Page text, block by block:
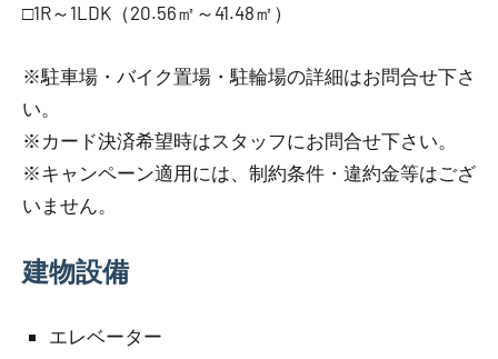
□1R～1LDK（20.56㎡～41.48㎡）
※駐車場・バイク置場・駐輪場の詳細はお問合せ下さ
い。
※カード決済希望時はスタッフにお問合せ下さい。
※キャンペーン適用には、制約条件・違約金等はござ
いません。
建物設備
エレベーター